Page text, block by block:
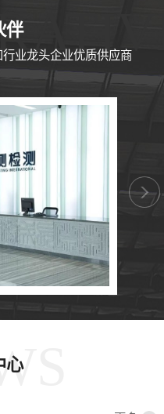
伴
业龙头企业优质供应商
心